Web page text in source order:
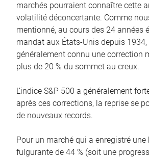
marchés pourraient connaître cette
volatilité déconcertante. Comme
mentionné, au cours des 24 années
mandat aux États-Unis depuis 1934,
généralement connu une correction
plus de 20 % du sommet au creux.
L’indice S&P 500 a généralement
après ces corrections, la reprise se
de nouveaux records.
Pour un marché qui a enregistré une
fulgurante de 44 % (soit une